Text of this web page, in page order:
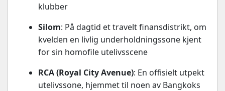
klubber
Silom: På dagtid et travelt finansdistrikt, om
kvelden en livlig underholdningssone kjent
for sin homofile utelivsscene
RCA (Royal City Avenue): En offisielt utpekt
utelivssone, hjemmet til noen av Bangkoks